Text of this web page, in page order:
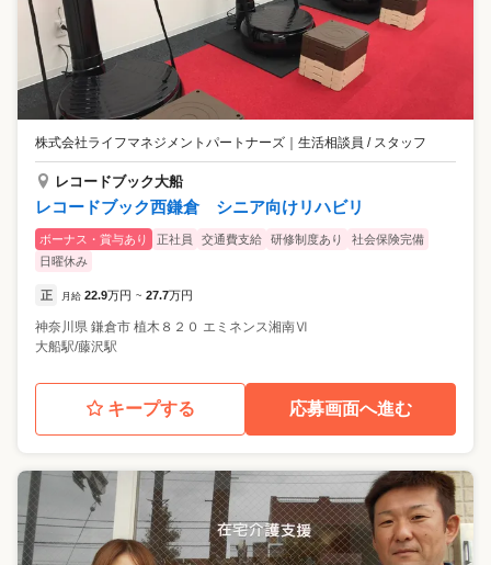
株式会社ライフマネジメントパートナーズ 生活相談員 / スタッフ
レコードブック大船
レコードブック西鎌倉 シニア向けリハビリ
ボーナス・賞与あり 正社員 交通費支給 研修制度あり
社会保険完備
日曜休み
正 月給 22.9万円 ~ 27.7万円
神奈川県 鎌倉市 植木８２０ エミネンス湘南Ⅵ
大船駅/藤沢駅
キープする 応募画面へ進む